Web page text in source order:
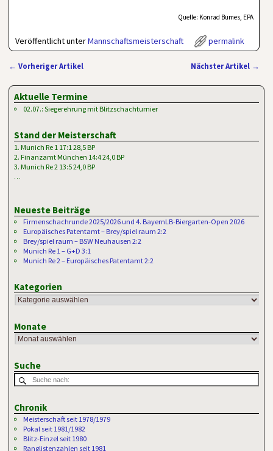
Quelle: Konrad Bumes, EPA
Veröffentlicht unterMannschaftsmeisterschaft permalink
← Vorheriger Artikel Nächster Artikel →
Aktuelle Termine
02.07.: Siegerehrung mit Blitzschachturnier
Stand der Meisterschaft
1. Munich Re 1 17:1 28,5 BP
2. Finanzamt München 14:4 24,0 BP
3. Munich Re 2 13:5 24,0 BP
…
Neueste Beiträge
Firmenschachrunde 2025/2026 und 4. BayernLB-Biergarten-Open 2026
Europäisches Patentamt – Brey/spiel raum 2:2
Brey/spiel raum – BSW Neuhausen 2:2
Munich Re 1 – G+D 3:1
Munich Re 2 – Europäisches Patentamt 2:2
Kategorien
Monate
Suche
Chronik
Meisterschaft seit 1978/1979
Pokal seit 1981/1982
Blitz-Einzel seit 1980
Ranglistenzahlen seit 1981